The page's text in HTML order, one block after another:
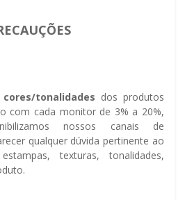
tonalidades dos produtos
com cada monitor de 3% a 20%,
nossos canais de
qualquer dúvida pertinente ao
texturas, tonalidades,